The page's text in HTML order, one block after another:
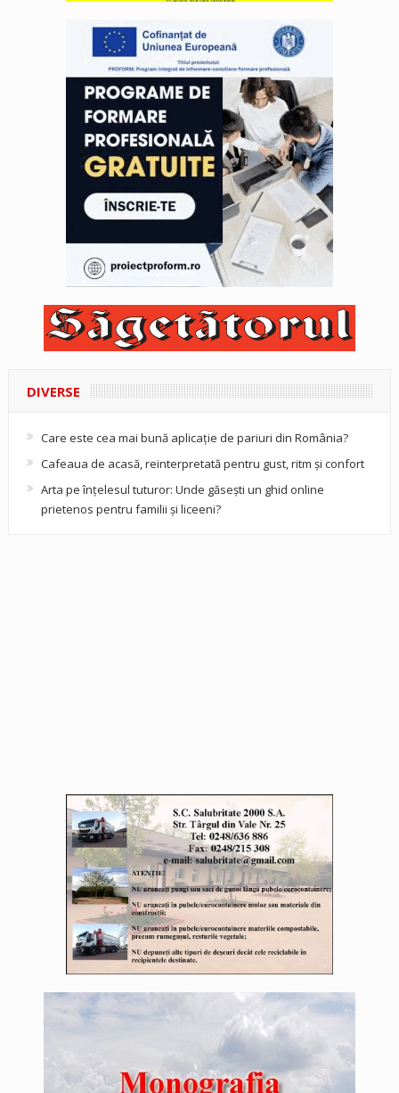
DIVERSE
Care este cea mai bună aplicație de pariuri din România?
Cafeaua de acasă, reinterpretată pentru gust, ritm și confort
Arta pe înțelesul tuturor: Unde găsești un ghid online
prietenos pentru familii și liceeni?